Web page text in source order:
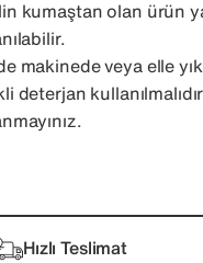
kumaştan olan ürün
makinede veya elle
deterjan
Hızlı Teslimat